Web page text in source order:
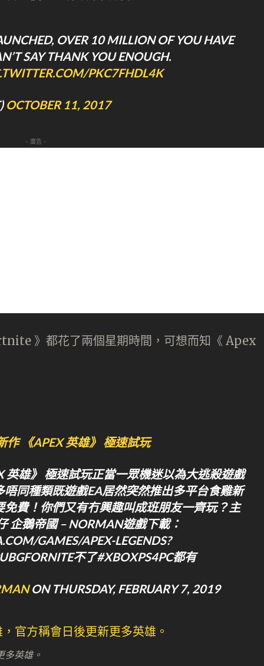
OVER 10 MILLION OF YOU HAVE
SAY THANK YOU ENOUGH.
PKC7FHDL4K
OCTOBER 11, 2017
- 廣告 -
》都花了兩個星期時間，可想而知《 Apex
作 《APEX 英雄》 極速試玩
英雄》 極速試玩正當一眾機迷以為大逃殺遊戲
同種類既遊戲EA居然突然推出多平台食雞新
費！你們又有冇興趣叫成班朋友一齊玩？主
企鵝帝國 – NORMAN遊戲下載：
GAMES/APEX-LEGENDS?
不了#XBOXPS4PC都有
ON THURSDAY, FEBRUARY 7, 2019
英雄。